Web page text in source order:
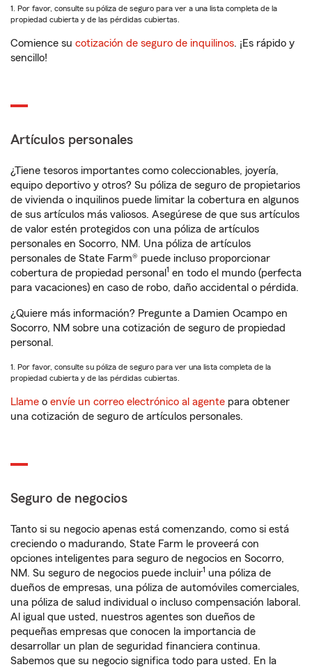
1. Por favor, consulte su póliza de seguro para ver a una lista completa de la
propiedad cubierta y de las pérdidas cubiertas.
Comience su cotización de seguro de inquilinos. ¡Es rápido y
sencillo!
Artículos personales
¿Tiene tesoros importantes como coleccionables, joyería,
equipo deportivo y otros? Su póliza de seguro de propietarios
de vivienda o inquilinos puede limitar la cobertura en algunos
de sus artículos más valiosos. Asegúrese de que sus artículos
de valor estén protegidos con una póliza de artículos
personales en Socorro, NM. Una póliza de artículos
personales de State Farm® puede incluso proporcionar
cobertura de propiedad personal 1 en todo el mundo (perfecta
para vacaciones) en caso de robo, daño accidental o pérdida.
¿Quiere más información? Pregunte a Damien Ocampo en
Socorro, NM sobre una cotización de seguro de propiedad
personal.
1. Por favor, consulte su póliza de seguro para ver una lista completa de la
propiedad cubierta y de las pérdidas cubiertas.
Llame o envíe un correo electrónico al agente para obtener
una cotización de seguro de artículos personales.
Seguro de negocios
Tanto si su negocio apenas está comenzando, como si está
creciendo o madurando, State Farm le proveerá con
opciones inteligentes para seguro de negocios en Socorro,
NM. Su seguro de negocios puede incluir1 una póliza de
dueños de empresas, una póliza de automóviles comerciales,
una póliza de salud individual o incluso compensación laboral.
Al igual que usted, nuestros agentes son dueños de
pequeñas empresas que conocen la importancia de
desarrollar un plan de seguridad financiera continua.
Sabemos que su negocio significa todo para usted. En la